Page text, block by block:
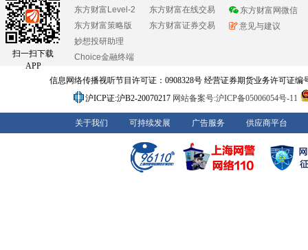
扫一扫下载
APP
东方财富Level-2
东方财富策略版
妙想投研助理
Choice金融终端
东方财富在线交易
东方财富证券交易
东方财富网微信
意见与建议
信息网络传播视听节目许可证：0908328号 经营证券期货业务许可证编
沪ICP证:沪B2-20070217 网站备案号:沪ICP备05006054号-11
关于我们 可持续发展 广告服务 供应商平台